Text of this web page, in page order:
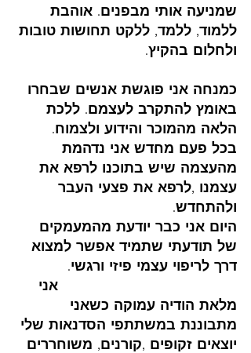
שמניעה אותי מבפנים. אוהבת
ללמוד, ללמד, ללקט תחושות טובות
ולחלום בהקיץ.
כמנחה אני פוגשת אנשים שבחרו
באומץ להתקרב לעצמם. ללכת
הלאה מהמוכר והידוע ולצמוח.
בכל פעם מחדש אני נדהמת
מהעצמה שיש בתוכנו לרפא את
עצמנו ,לרפא את פצעי העבר
ולהתחדש.
היום אני כבר יודעת מהמעמקים
של תודעתי שתמיד אפשר למצוא
דרך לריפוי עצמי פיזי ורגשי.
                                      אני
מלאת הודיה עמוקה כשאני
מתבוננת במשתתפי הסדנאות שלי
יוצאים זקופים ,קורנים, משוחררים